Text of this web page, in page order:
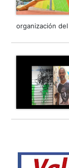
organización